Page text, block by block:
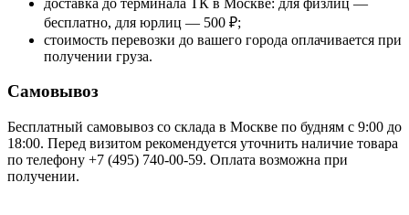
бесплатно, для юрлиц — 500 ₽;
стоимость перевозки до вашего города оплачивается при
получении груза.
Самовывоз
Бесплатный самовывоз со склада в Москве по будням с 9:00 до
18:00. Перед визитом рекомендуется уточнить наличие товара
по телефону +7 (495) 740-00-59. Оплата возможна при
получении.